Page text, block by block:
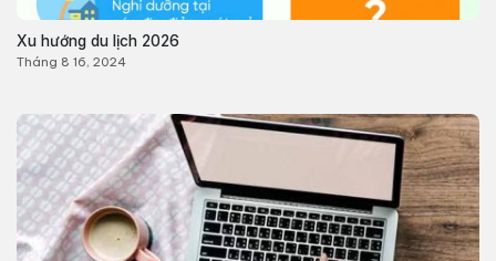
Xu hướng du lịch 2026
Tháng 8 16, 2024